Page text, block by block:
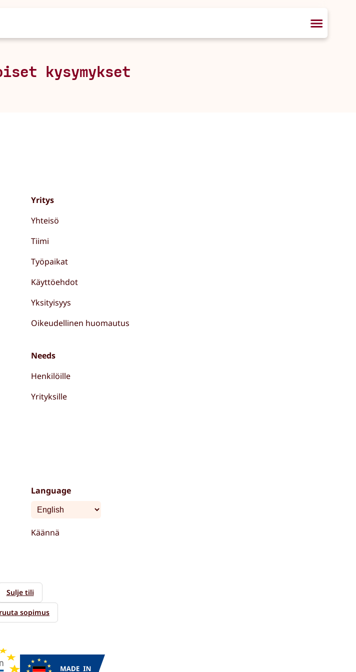
kysymykset
Yritys
Yhteisö
Tiimi
Työpaikat
Käyttöehdot
Yksityisyys
Oikeudellinen huomautus
Needs
Henkilöille
Yrityksille
Language
Käännä
Sulje tili
sopimus